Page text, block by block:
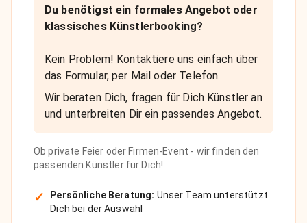
Du benötigst ein formales Angebot oder
klassisches Künstlerbooking?
Kein Problem! Kontaktiere uns einfach über
das Formular, per Mail oder Telefon.
Wir beraten Dich, fragen für Dich Künstler an
und unterbreiten Dir ein passendes Angebot.
Ob private Feier oder Firmen-Event - wir finden den
passenden Künstler für Dich!
✓ Persönliche Beratung: Unser Team unterstützt
Dich bei der Auswahl